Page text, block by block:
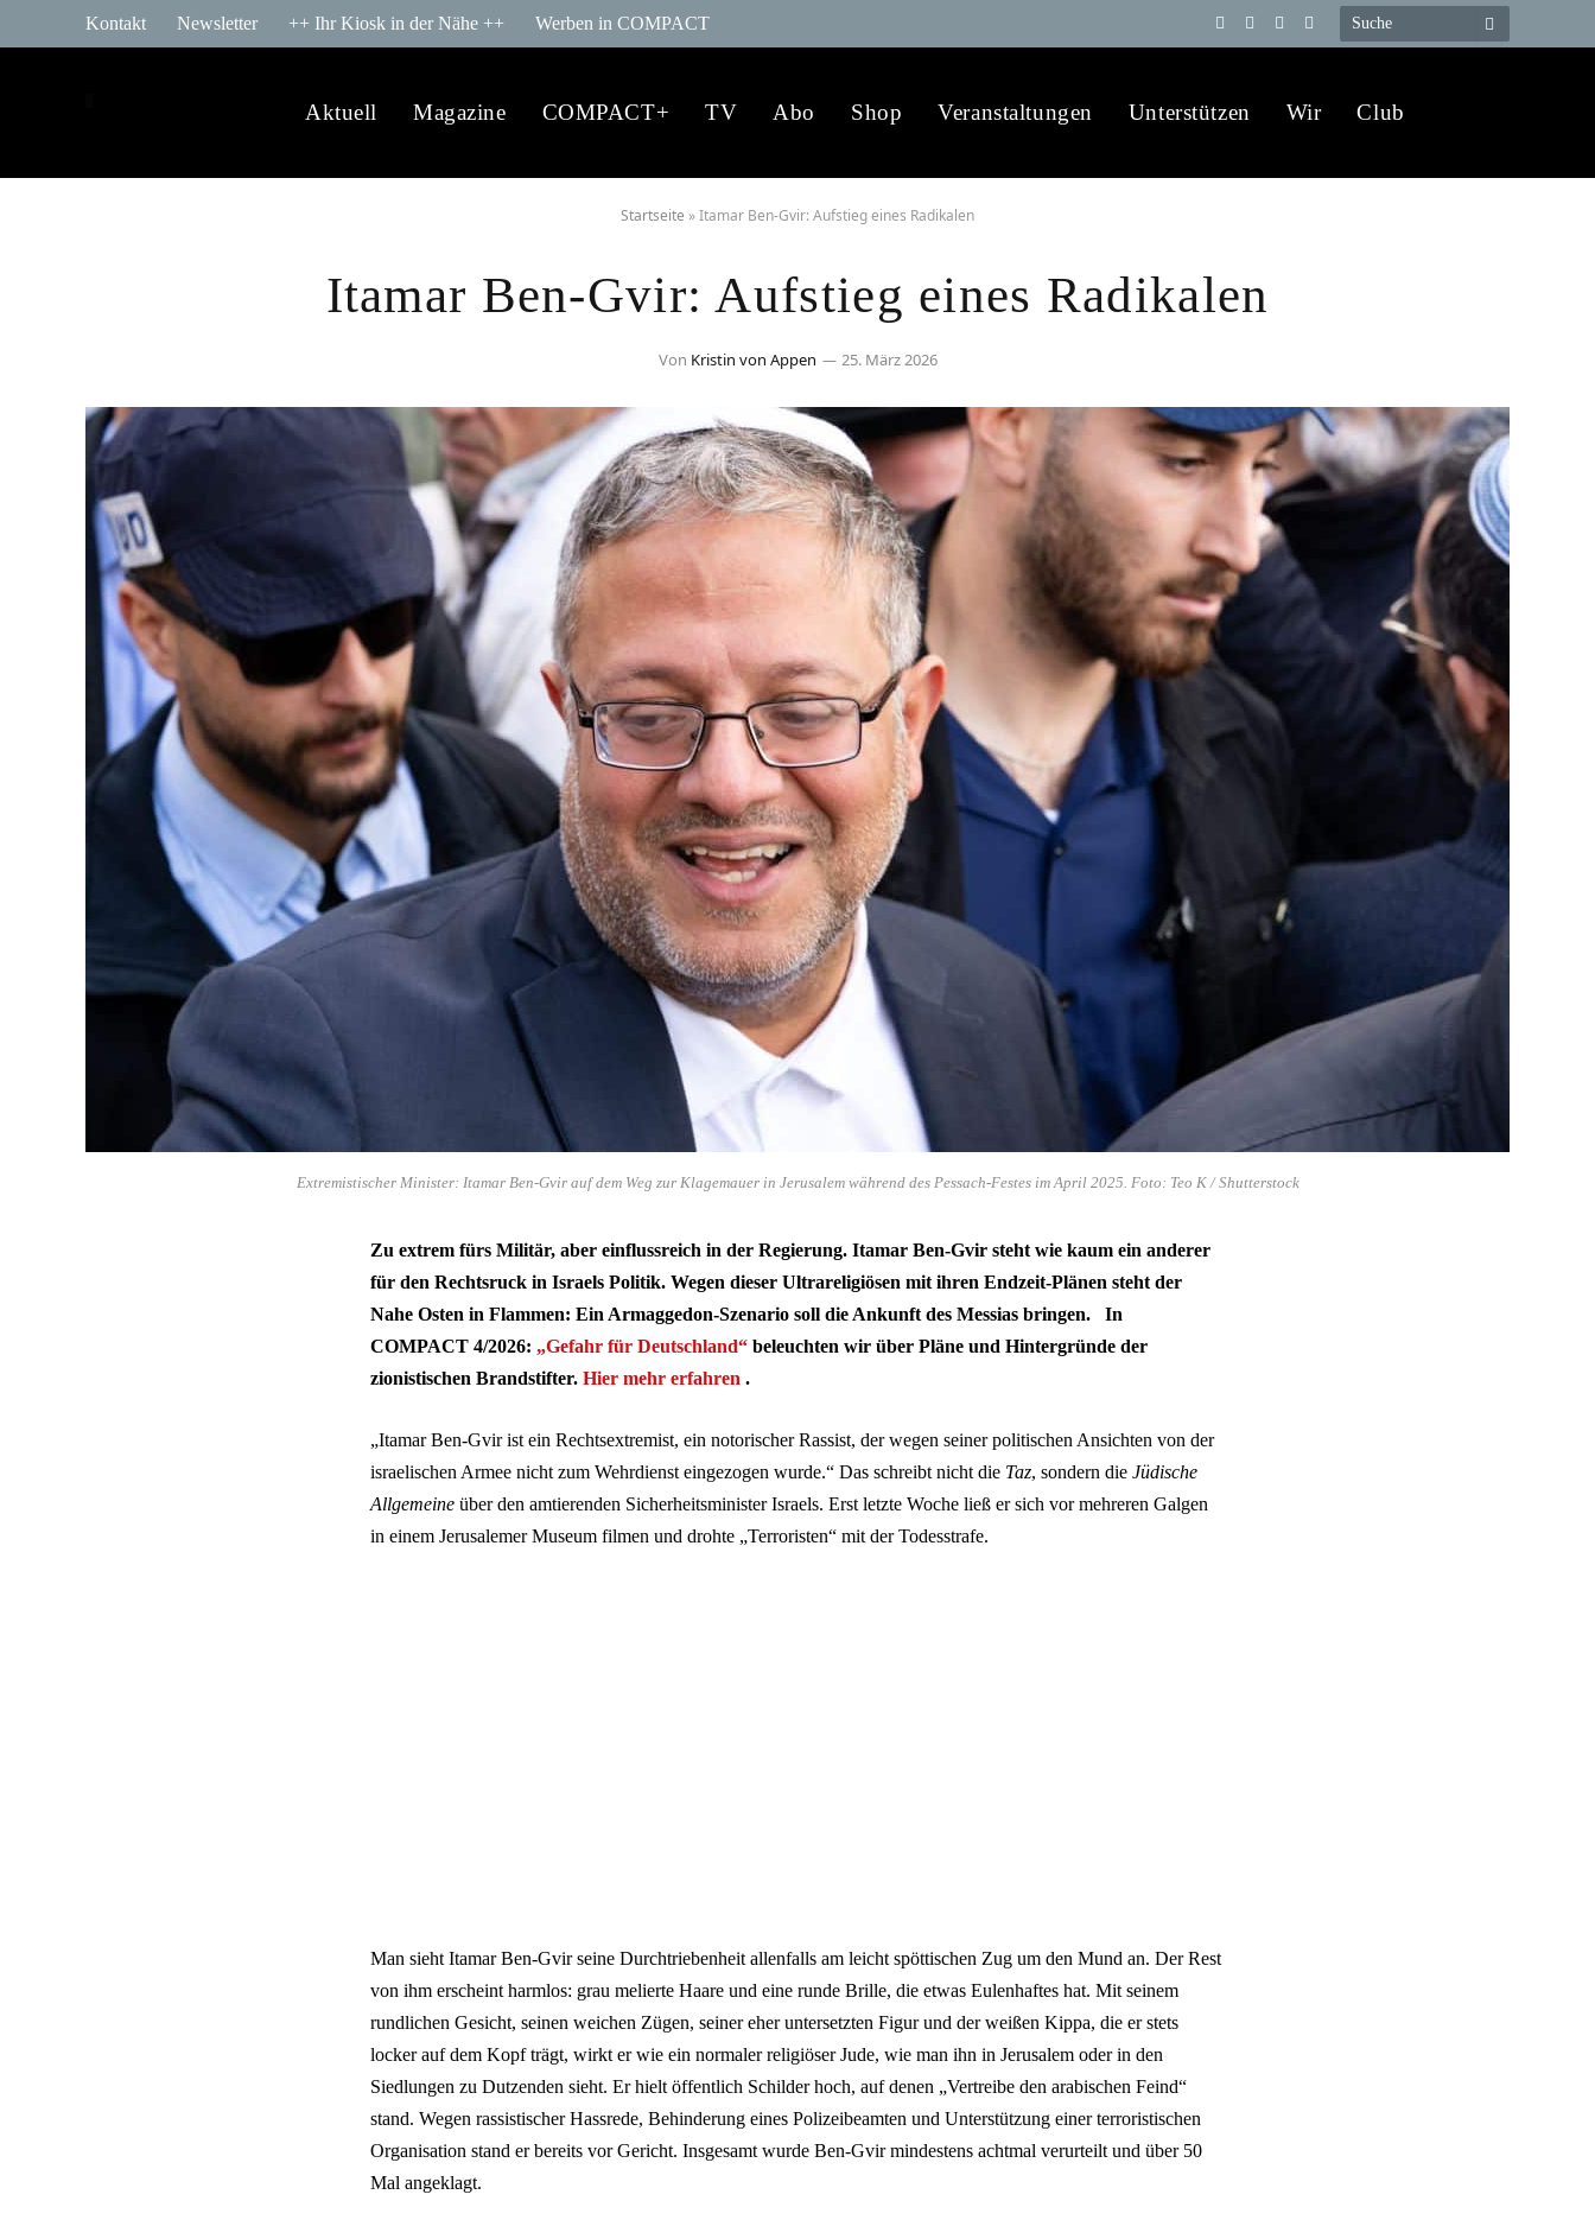
Kontakt Newsletter ++ Ihr Kiosk in der Nähe ++ Werben in COMPACT
Telegram
YouTube
X
WhatsApp
Aktuell Magazine COMPACT+ TV Abo Shop Veranstaltungen Unterstützen Wir Club
Startseite »Itamar Ben-Gvir: Aufstieg eines Radikalen
Itamar Ben-Gvir: Aufstieg eines Radikalen
Von Kristin von Appen 25. März 2026
Extremistischer Minister: Itamar Ben-Gvir auf dem Weg zur Klagemauer in Jerusalem während des Pessach-Festes im April 2025. Foto: Teo K / Shutterstock
Zu extrem fürs Militär, aber einflussreich in der Regierung. Itamar Ben-Gvir steht wie kaum ein anderer
für den Rechtsruck in Israels Politik. Wegen dieser Ultrareligiösen mit ihren Endzeit-Plänen steht der
Nahe Osten in Flammen: Ein Armaggedon-Szenario soll die Ankunft des Messias bringen. In
COMPACT 4/2026: „Gefahr für Deutschland“ beleuchten wir über Pläne und Hintergründe der
zionistischen Brandstifter. Hier mehr erfahren .
„Itamar Ben-Gvir ist ein Rechtsextremist, ein notorischer Rassist, der wegen seiner politischen Ansichten von der
israelischen Armee nicht zum Wehrdienst eingezogen wurde.“ Das schreibt nicht die Taz, sondern die Jüdische
Allgemeine über den amtierenden Sicherheitsminister Israels. Erst letzte Woche ließ er sich vor mehreren Galgen
in einem Jerusalemer Museum filmen und drohte „Terroristen“ mit der Todesstrafe.
Man sieht Itamar Ben-Gvir seine Durchtriebenheit allenfalls am leicht spöttischen Zug um den Mund an. Der Rest
von ihm erscheint harmlos: grau melierte Haare und eine runde Brille, die etwas Eulenhaftes hat. Mit seinem
rundlichen Gesicht, seinen weichen Zügen, seiner eher untersetzten Figur und der weißen Kippa, die er stets
locker auf dem Kopf trägt, wirkt er wie ein normaler religiöser Jude, wie man ihn in Jerusalem oder in den
Siedlungen zu Dutzenden sieht. Er hielt öffentlich Schilder hoch, auf denen „Vertreibe den arabischen Feind“
stand. Wegen rassistischer Hassrede, Behinderung eines Polizeibeamten und Unterstützung einer terroristischen
Organisation stand er bereits vor Gericht. Insgesamt wurde Ben-Gvir mindestens achtmal verurteilt und über 50
Mal angeklagt.